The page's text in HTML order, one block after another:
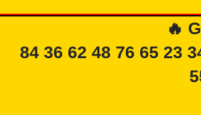
🔥
84 36 62 48 76 65 23